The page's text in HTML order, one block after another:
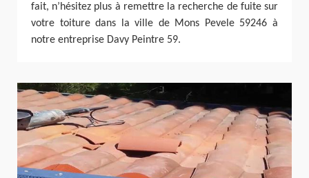
fait, n’hésitez plus à remettre la recherche de fuite sur
votre toiture dans la ville de Mons Pevele 59246 à
notre entreprise Davy Peintre 59.